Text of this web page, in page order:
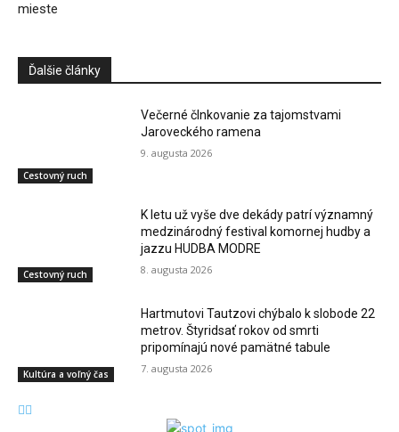
mieste
Ďalšie články
Cestovný ruch
Večerné člnkovanie za tajomstvami
Jaroveckého ramena
9. augusta 2026
Cestovný ruch
K letu už vyše dve dekády patrí významný
medzinárodný festival komornej hudby a
jazzu HUDBA MODRE
8. augusta 2026
Kultúra a voľný čas
Hartmutovi Tautzovi chýbalo k slobode 22
metrov. Štyridsať rokov od smrti
pripomínajú nové pamätné tabule
7. augusta 2026